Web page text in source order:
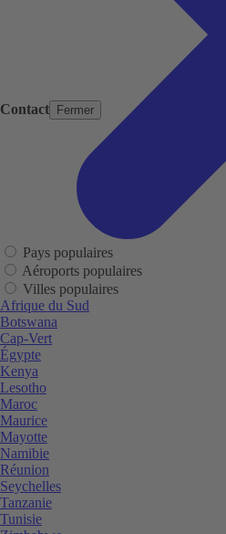
Contact Fermer
Pays populaires
Aéroports populaires
Villes populaires
Afrique du Sud
Botswana
Cap-Vert
Égypte
Kenya
Lesotho
Maroc
Maurice
Mayotte
Namibie
Réunion
Seychelles
Tanzanie
Tunisie